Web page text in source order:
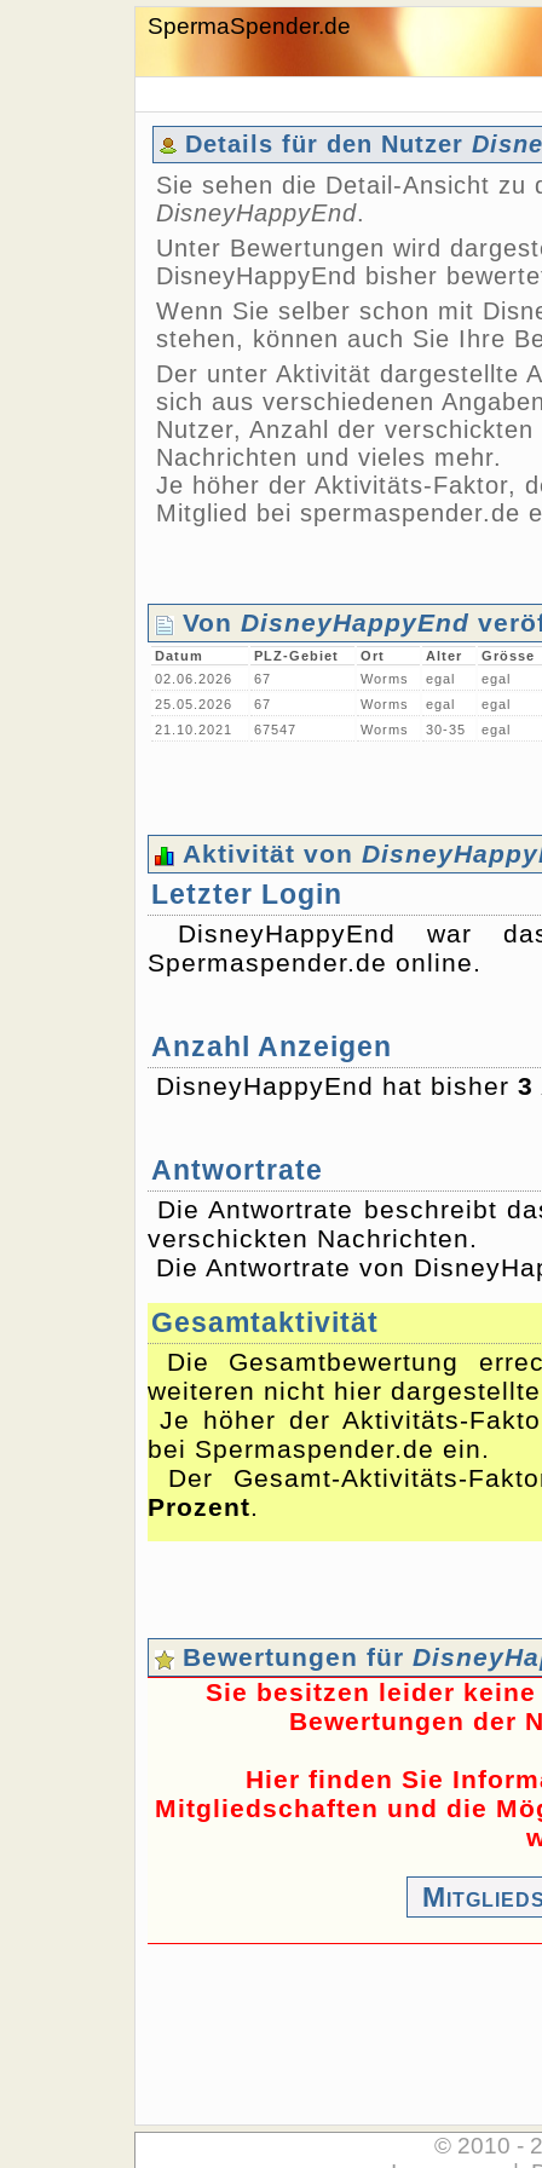
SpermaSpender.de
Details für den Nutzer
Sie sehen die Detail-Ansicht zu
DisneyHappyEnd.
Unter Bewertungen wird
DisneyHappyEnd bisher
Wenn Sie selber schon mit
stehen, können auch Sie Ihre
Der unter Aktivität dargestellte
sich aus verschiedenen
Nutzer, Anzahl der
Nachrichten und vieles mehr.
Je höher der Aktivitäts-Faktor,
Mitglied bei spermaspender.de
Von DisneyHappyEnd
Datum PLZ-Gebiet Ort Alter
Grösse
02.06.2026
67 Worms egal
egal
25.05.2026
67 Worms egal
egal
21.10.2021
67547 Worms 30-35 egal
Aktivität von
Letzter Login
DisneyHappyEnd war
Spermaspender.de online.
Anzahl Anzeigen
DisneyHappyEnd hat bisher 3
Antwortrate
Die Antwortrate beschreibt
verschickten Nachrichten.
Die Antwortrate von
Gesamtaktivität
Die Gesamtbewertung
weiteren nicht hier
Je höher der Aktivitäts-
bei Spermaspender.de ein.
Der Gesamt-Aktivitäts-
Prozent.
Bewertungen für
Sie besitzen leider
Bewertungen der
Hier finden Sie
Mitgliedschaften und die
© 2010 -